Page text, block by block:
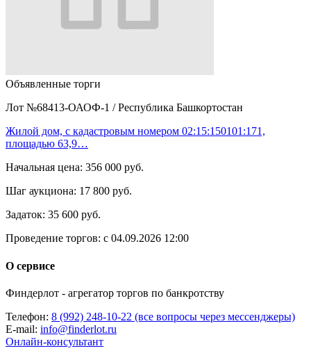
Объявленные торги
Лот №68413-ОАОФ-1 / Республика Башкортостан
Жилой дом, с кадастровым номером 02:15:150101:171,
площадью 63,9…
Начальная цена: 356 000 руб.
Шаг аукциона: 17 800 руб.
Задаток: 35 600 руб.
Проведение торгов: с 04.09.2026 12:00
О сервисе
Финдерлот - агрегатор торгов по банкротству
Телефон: 8 (992) 248-10-22 (все вопросы через мессенджеры)
E-mail: info@finderlot.ru
Онлайн-консультант